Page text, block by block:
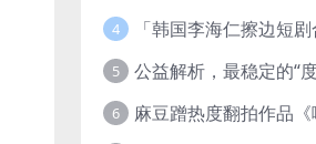
4
5
6